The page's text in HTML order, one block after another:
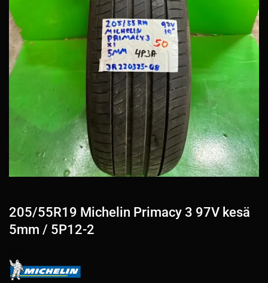
205/55R19 Michelin Primacy 3 97V kesä
5mm / 5P12-2